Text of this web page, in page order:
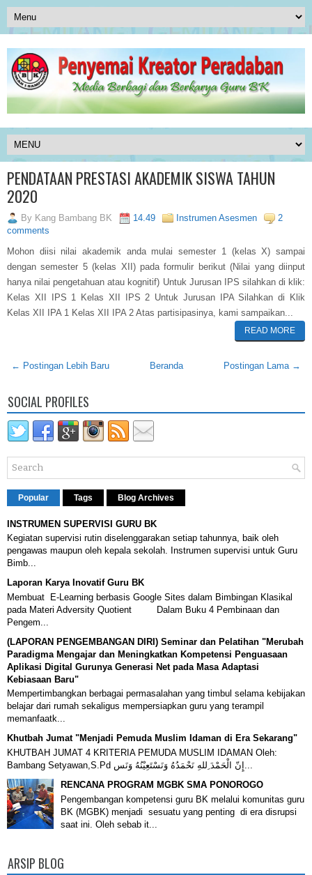
PENDATAAN PRESTASI AKADEMIK SISWA TAHUN
2020
By Kang Bambang BK 14.49 Instrumen Asesmen
2
comments
Mohon diisi nilai akademik anda mulai semester 1 (kelas X) sampai
dengan semester 5 (kelas XII) pada formulir berikut (Nilai yang diinput
hanya nilai pengetahuan atau kognitif) Untuk Jurusan IPS silahkan di klik:
Kelas XII IPS 1 Kelas XII IPS 2 Untuk Jurusan IPA Silahkan di Klik
Kelas XII IPA 1 Kelas XII IPA 2 Atas partisipasinya, kami sampaikan...
READ MORE
← Postingan Lebih Baru Postingan Lama →
Beranda
SOCIAL PROFILES
Popular Tags Blog Archives
INSTRUMEN SUPERVISI GURU BK
Kegiatan supervisi rutin diselenggarakan setiap tahunnya, baik oleh
pengawas maupun oleh kepala sekolah. Instrumen supervisi untuk Guru
Bimb...
Laporan Karya Inovatif Guru BK
Membuat E-Learning berbasis Google Sites dalam Bimbingan Klasikal
pada Materi Adversity Quotient Dalam Buku 4 Pembinaan dan
Pengem...
(LAPORAN PENGEMBANGAN DIRI) Seminar dan Pelatihan "Merubah
Paradigma Mengajar dan Meningkatkan Kompetensi Penguasaan
Aplikasi Digital Gurunya Generasi Net pada Masa Adaptasi
Kebiasaan Baru"
Mempertimbangkan berbagai permasalahan yang timbul selama kebijakan
belajar dari rumah sekaligus mempersiapkan guru yang terampil
memanfaatk...
Khutbah Jumat "Menjadi Pemuda Muslim Idaman di Era Sekarang"
KHUTBAH JUMAT 4 KRITERIA PEMUDA MUSLIM IDAMAN Oleh:
Bambang Setyawan,S.Pd إِنّ الْحَمْدَ ِللهِ نَحْمَدُهُ وَنَسْتَعِيْنُهُ وَنَس...
RENCANA PROGRAM MGBK SMA PONOROGO
Pengembangan kompetensi guru BK melalui komunitas guru
BK (MGBK) menjadi sesuatu yang penting di era disrupsi
saat ini. Oleh sebab it...
ARSIP BLOG